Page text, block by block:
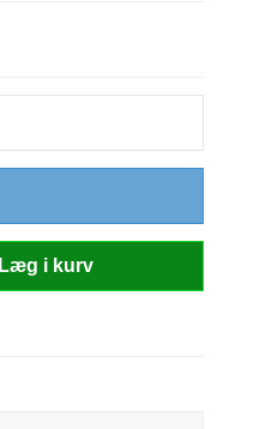
Læg i kurv